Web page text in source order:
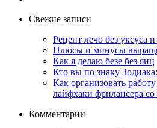
Свежие записи
Рецепт лечо без уксуса
Плюсы и минусы
Как я делаю безе без яиц
Кто вы по знаку
Как организовать
лайфхаки фрилансера
Комментарии